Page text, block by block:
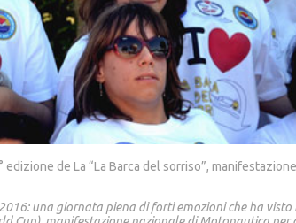
de La “La Barca del sorriso”,
una giornata piena di forti emozioni che ha